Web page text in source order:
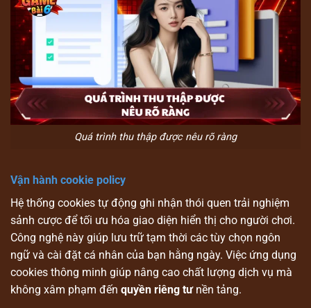
Quá trình thu thập được nêu rõ ràng
Vận hành cookie policy
Hệ thống cookies tự động ghi nhận thói quen trải nghiệm
sảnh cược để tối ưu hóa giao diện hiển thị cho người chơi.
Công nghệ này giúp lưu trữ tạm thời các tùy chọn ngôn
ngữ và cài đặt cá nhân của bạn hằng ngày. Việc ứng dụng
cookies thông minh giúp nâng cao chất lượng dịch vụ mà
không xâm phạm đến quyền riêng tưnền tảng.